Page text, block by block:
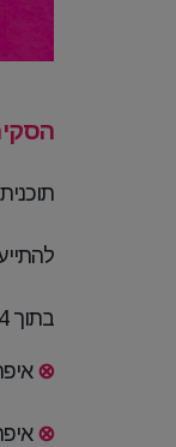
בתוך 4 מפגשים תוכל להיות יעילים יותר! להבין בדיוק :
⊗
⊗